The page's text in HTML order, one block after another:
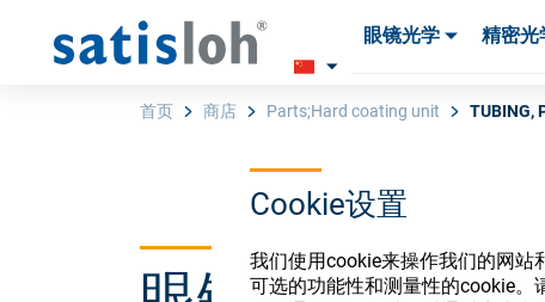
Cookie设置
我们使用cookie来操作我们的网站
可选的功能性和测量性的cookie。
眼镜光学 精密光
首页 商店 Parts;Hard coating unit TUBING,